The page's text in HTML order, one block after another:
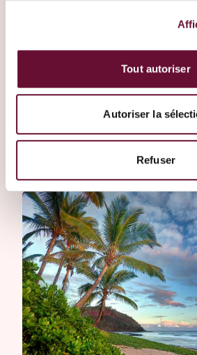
Tout autoriser
Autoriser la
Refuser
Geländewagentour zum Piton de la
Stopp am Nez De Bœuf
Besichtigung des Commerson-Kraters
Entdeckung der Plaine des Cafres